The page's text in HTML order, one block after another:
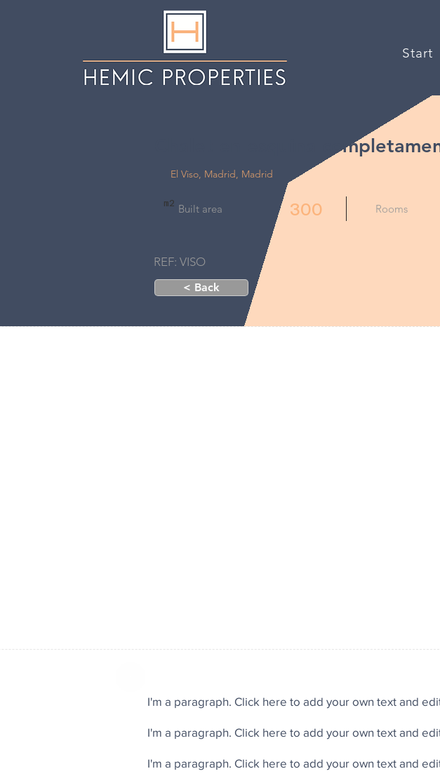
Start
Chalet en esquina
El Viso, Madrid, Madrid
Built area
m2 300 Rooms
REF: VISO
< Back
I'm a paragraph. Click here to add your own text and
I'm a paragraph. Click here to add your own text and
I'm a paragraph. Click here to add your own text and